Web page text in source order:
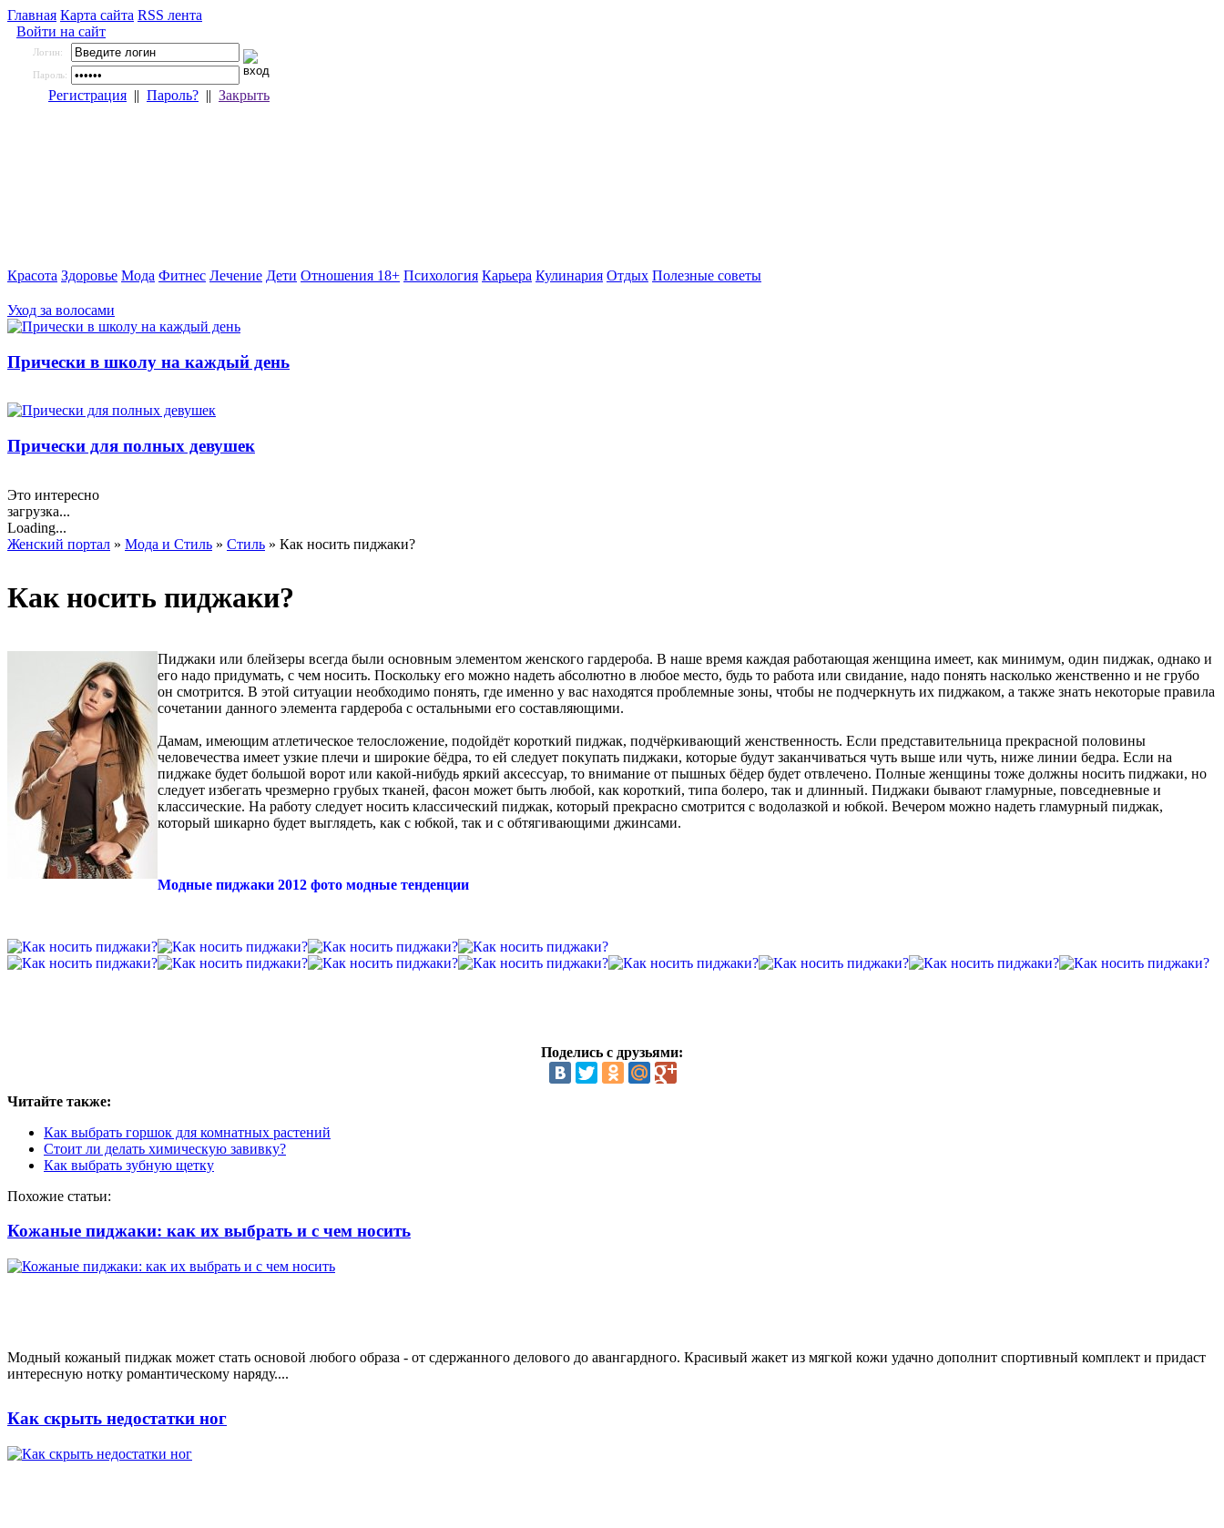
Главная Карта сайта RSS лента
Войти на сайт
Логин:
Пароль:
Регистрация || Пароль? || Закрыть
Красота Здоровье Мода Фитнес Лечение Дети Отношения 18+ Психология Карьера Кулинария Отдых Полезные советы
Уход за волосами
Прически в школу на каждый день
Прически для полных девушек
Это интересно
загрузка...
Loading...
Женский портал » Мода и Стиль » Стиль » Как носить пиджаки?
Как носить пиджаки?
Пиджаки или блейзеры всегда были основным элементом женского гардероба. В наше время каждая работающая женщина имеет, как минимум, один пиджак, однако и
его надо придумать, с чем носить. Поскольку его можно надеть абсолютно в любое место, будь то работа или свидание, надо понять насколько женственно и не грубо
он смотрится. В этой ситуации необходимо понять, где именно у вас находятся проблемные зоны, чтобы не подчеркнуть их пиджаком, а также знать некоторые правила
сочетании данного элемента гардероба с остальными его составляющими.
Дамам, имеющим атлетическое телосложение, подойдёт короткий пиджак, подчёркивающий женственность. Если представительница прекрасной половины
человечества имеет узкие плечи и широкие бёдра, то ей следует покупать пиджаки, которые будут заканчиваться чуть выше или чуть, ниже линии бедра. Если на
пиджаке будет большой ворот или какой-нибудь яркий аксессуар, то внимание от пышных бёдер будет отвлечено. Полные женщины тоже должны носить пиджаки, но
следует избегать чрезмерно грубых тканей, фасон может быть любой, как короткий, типа болеро, так и длинный. Пиджаки бывают гламурные, повседневные и
классические. На работу следует носить классический пиджак, который прекрасно смотрится с водолазкой и юбкой. Вечером можно надеть гламурный пиджак,
который шикарно будет выглядеть, как с юбкой, так и с обтягивающими джинсами.
Модные пиджаки 2012 фото модные тенденции
Поделись с друзьями:
Читайте также:
Как выбрать горшок для комнатных растений
Стоит ли делать химическую завивку?
Как выбрать зубную щетку
Похожие статьи:
Кожаные пиджаки: как их выбрать и с чем носить
Модный кожаный пиджак может стать основой любого образа - от сдержанного делового до авангардного. Красивый жакет из мягкой кожи удачно дополнит спортивный комплект и придаст
интересную нотку романтическому наряду....
Как скрыть недостатки ног